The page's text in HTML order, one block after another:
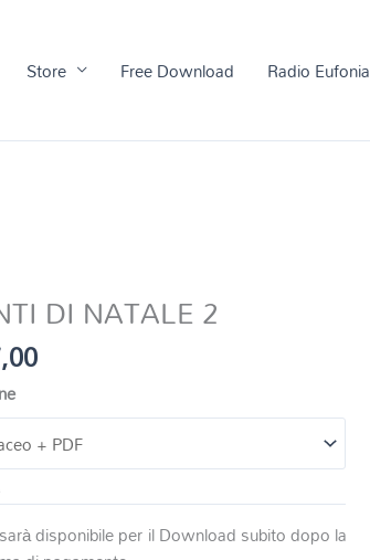
Store Free Download Radio Eufonia
DI NATALE 2
disponibile per il Download subito dopo la